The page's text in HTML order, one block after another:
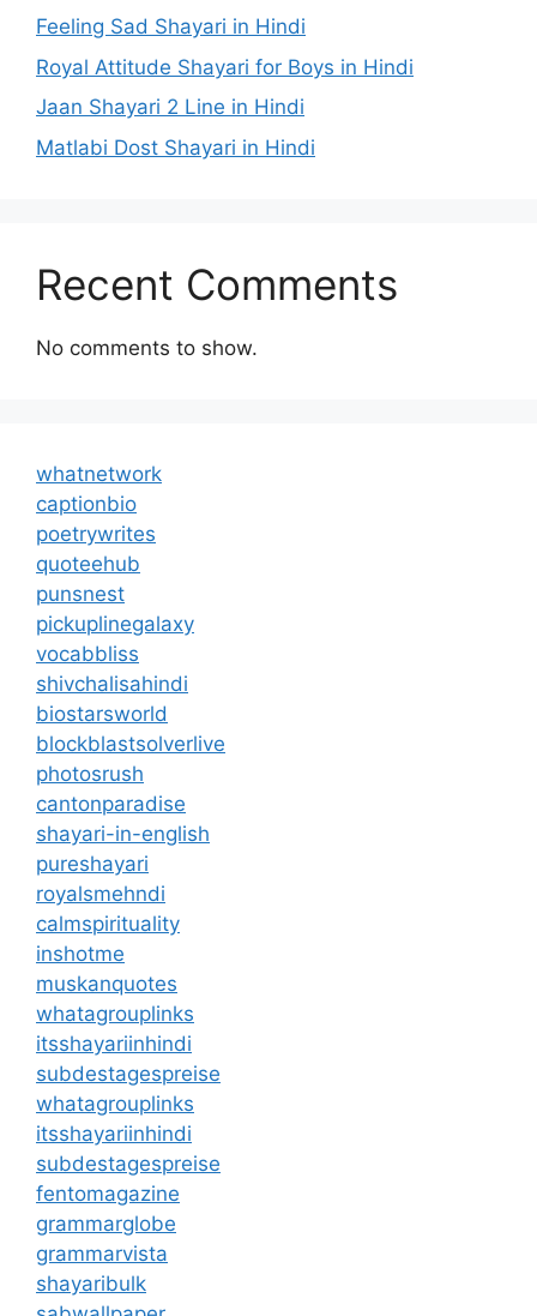
Feeling Sad Shayari in Hindi
Royal Attitude Shayari for Boys in Hindi
Jaan Shayari 2 Line in Hindi
Matlabi Dost Shayari in Hindi
Recent Comments
No comments to show.
whatnetwork
captionbio
poetrywrites
quoteehub
punsnest
pickuplinegalaxy
vocabbliss
shivchalisahindi
biostarsworld
blockblastsolverlive
photosrush
cantonparadise
shayari-in-english
pureshayari
royalsmehndi
calmspirituality
inshotme
muskanquotes
whatagrouplinks
itsshayariinhindi
subdestagespreise
whatagrouplinks
itsshayariinhindi
subdestagespreise
fentomagazine
grammarglobe
grammarvista
shayaribulk